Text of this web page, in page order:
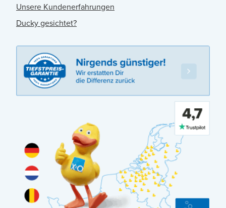
Unsere Kundenerfahrungen
Ducky gesichtet?